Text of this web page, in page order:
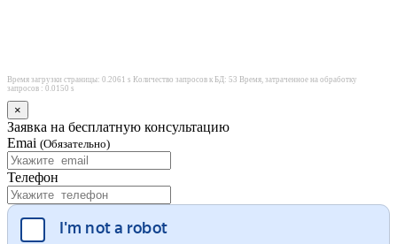
Время загрузки страницы: 0.2061 s Количество запросов к БД: 53 Время, затраченное на обработку
запросов : 0.0150 s
×
Заявка на бесплатную консультацию
Emai (Обязательно)
Телефон